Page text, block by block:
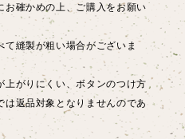
お確かめの上、ご購入をお願い
て縫製が粗い場合がございま
上がりにくい、ボタンのつけ方
返品対象となりませんのであ